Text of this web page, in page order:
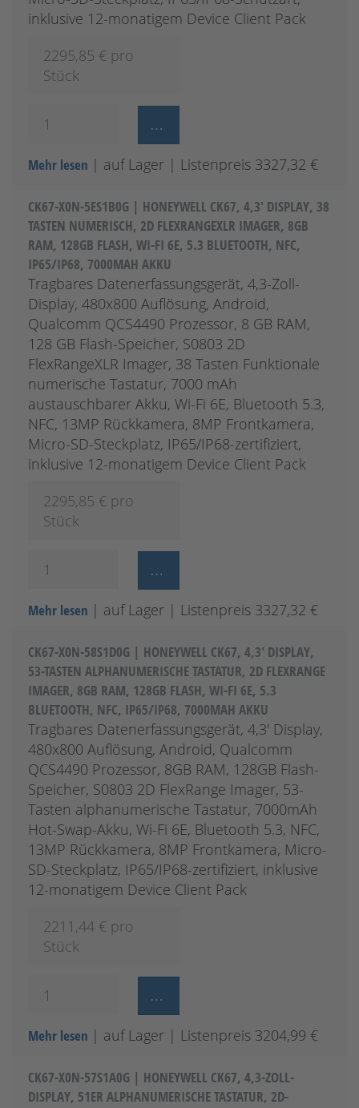
inklusive 12-monatigem Device Client Pack
2295,85 € pro
Stück
Mehr lesen | auf Lager | Listenpreis 3327,32 €
CK67-X0N-5ES1B0G | HONEYWELL CK67, 4,3' DISPLAY, 38
TASTEN NUMERISCH, 2D FLEXRANGEXLR IMAGER, 8GB
RAM, 128GB FLASH, WI-FI 6E, 5.3 BLUETOOTH, NFC,
IP65/IP68, 7000MAH AKKU
Tragbares Datenerfassungsgerät, 4,3-Zoll-
Display, 480x800 Auflösung, Android,
Qualcomm QCS4490 Prozessor, 8 GB RAM,
128 GB Flash-Speicher, S0803 2D
FlexRangeXLR Imager, 38 Tasten Funktionale
numerische Tastatur, 7000 mAh
austauschbarer Akku, Wi-Fi 6E, Bluetooth 5.3,
NFC, 13MP Rückkamera, 8MP Frontkamera,
Micro-SD-Steckplatz, IP65/IP68-zertifiziert,
inklusive 12-monatigem Device Client Pack
2295,85 € pro
Stück
Mehr lesen | auf Lager | Listenpreis 3327,32 €
CK67-X0N-58S1D0G | HONEYWELL CK67, 4,3' DISPLAY,
53-TASTEN ALPHANUMERISCHE TASTATUR, 2D FLEXRANGE
IMAGER, 8GB RAM, 128GB FLASH, WI-FI 6E, 5.3
BLUETOOTH, NFC, IP65/IP68, 7000MAH AKKU
Tragbares Datenerfassungsgerät, 4,3' Display,
480x800 Auflösung, Android, Qualcomm
QCS4490 Prozessor, 8GB RAM, 128GB Flash-
Speicher, S0803 2D FlexRange Imager, 53-
Tasten alphanumerische Tastatur, 7000mAh
Hot-Swap-Akku, Wi-Fi 6E, Bluetooth 5.3, NFC,
13MP Rückkamera, 8MP Frontkamera, Micro-
SD-Steckplatz, IP65/IP68-zertifiziert, inklusive
12-monatigem Device Client Pack
2211,44 € pro
Stück
Mehr lesen | auf Lager | Listenpreis 3204,99 €
CK67-X0N-57S1A0G | HONEYWELL CK67, 4,3-ZOLL-
DISPLAY, 51ER ALPHANUMERISCHE TASTATUR, 2D-